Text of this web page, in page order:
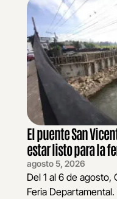
El puente San
estar listo para la
agosto 5, 2026
Del 1 al 6 de agosto,
Feria